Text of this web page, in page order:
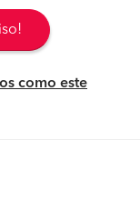
como este